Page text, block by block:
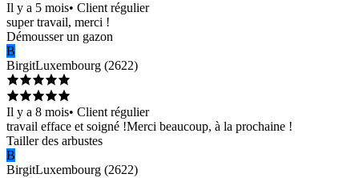
Il y a 5 mois• Client régulier
super travail, merci !
Démousser un gazon
B
BirgitLuxembourg (2622)
Il y a 8 mois• Client régulier
travail efface et soigné !Merci beaucoup, à la prochaine !
Tailler des arbustes
B
BirgitLuxembourg (2622)